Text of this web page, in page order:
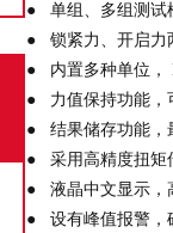
● 单组、多组测试
● 锁紧力、开启力
● 内置多种单位，
● 力值保持功能，
● 结果储存功能，
● 采用高精度扭矩
● 液晶中文显示，
● 设有峰值报警，